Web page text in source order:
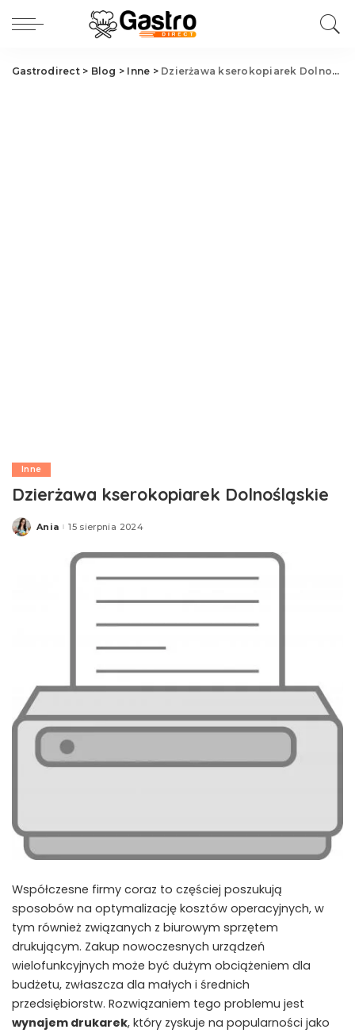
Gastrodirect> Blog > Inne > Dzierżawa kserokopiarek Dolnośląskie
Inne
Dzierżawa kserokopiarek Dolnośląskie
Posted
Ania 15 sierpnia 2024
Współczesne firmy coraz to częściej poszukują
sposobów na optymalizację kosztów operacyjnych, w
tym również związanych z biurowym sprzętem
drukującym. Zakup nowoczesnych urządzeń
wielofunkcyjnych może być dużym obciążeniem dla
budżetu, zwłaszcza dla małych i średnich
przedsiębiorstw. Rozwiązaniem tego problemu jest
wynajem drukarek, który zyskuje na popularności jako